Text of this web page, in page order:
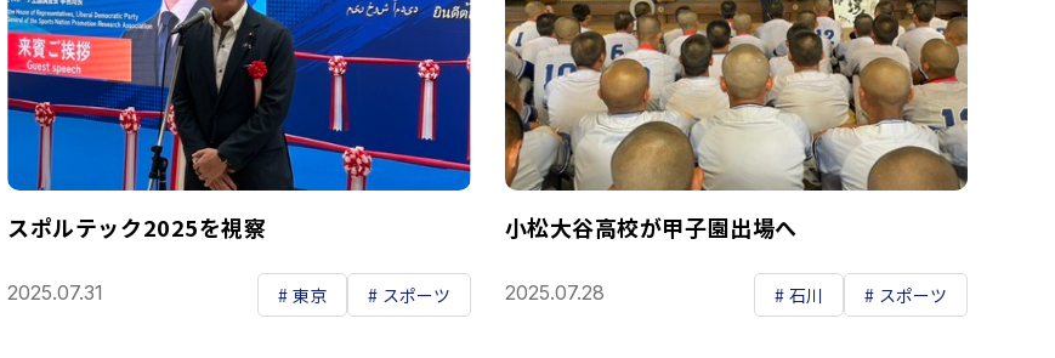
スポルテック2025を視察
2025.07.31 東京 スポーツ
小松大谷高校が甲子園出場へ
2025.07.28 石川 スポーツ